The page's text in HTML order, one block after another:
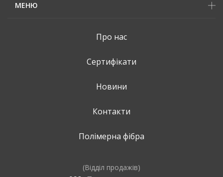
МЕНЮ
Про нас
Сертифікати
Новини
Контакти
Полімерна фібра
(Відділ продажів)